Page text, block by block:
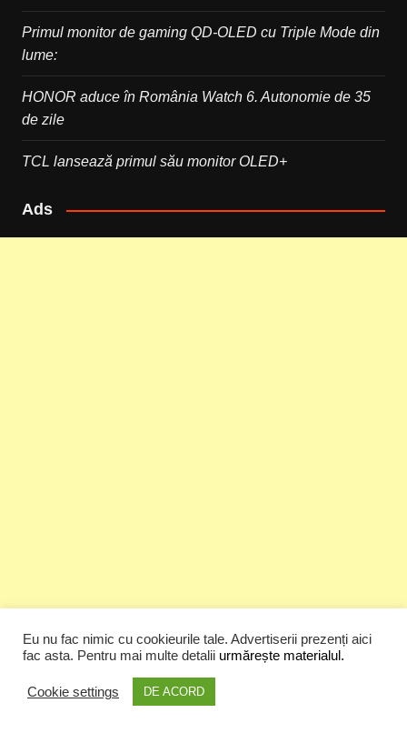
Primul monitor de gaming QD-OLED cu Triple Mode din
lume:
HONOR aduce în România Watch 6. Autonomie de 35
de zile
TCL lansează primul său monitor OLED+
Ads
Top Posts & Pages
Eu nu fac nimic cu cookieurile tale. Advertiserii prezenți aici
fac asta. Pentru mai multe detalii urmărește materialul.
Cookie settings DE ACORD